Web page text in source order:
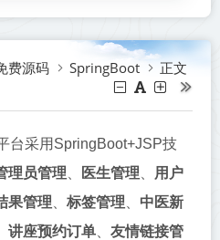
费源码 SpringBoot 正文
台采用SpringBoot+JSP技
理员管理 医生管理
用户
果管理 标签管理
中医新
讲座预约订单
友情链接管